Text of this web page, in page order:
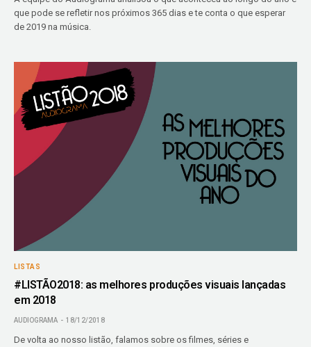
que pode se refletir nos próximos 365 dias e te conta o que esperar
de 2019 na música.
LISTAS
#LISTÃO2018: as melhores produções visuais lançadas
em 2018
AUDIOGRAMA 18/12/2018
De volta ao nosso listão, falamos sobre os filmes, séries e